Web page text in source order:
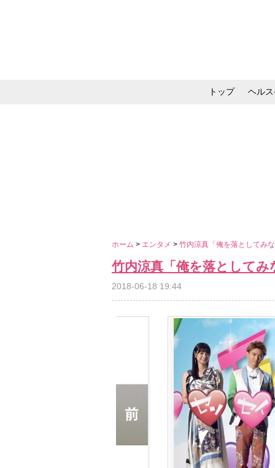
トップ ヘル
ホーム > エンタメ > 竹内涼真「俺を落としてみ
竹内涼真「俺を落として
2018-06-18 19:44